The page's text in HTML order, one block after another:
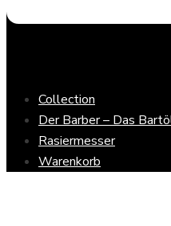
Collection
Der Barber – Das
Rasiermesser
Warenkorb